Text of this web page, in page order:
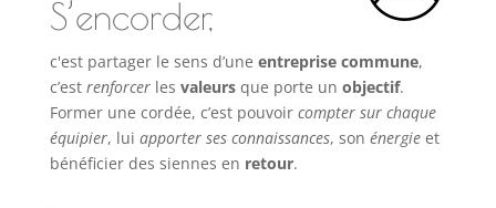
S’encorder,
c'est partager le sens d’une entreprise commune,
c’est renforcerles valeursque porte un objectif.
Former une cordée, c’est pouvoircompter sur chaque
équipier, lui apporter ses connaissances, son énergieet
bénéficier des siennes en retour.